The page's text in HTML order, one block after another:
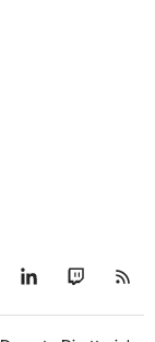
Telegram
su TikTok
Seguici su
Seguici